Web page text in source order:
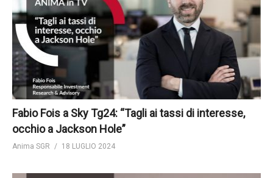
Fabio Fois a Sky Tg24: “Tagli ai tassi di interesse,
occhio a Jackson Hole”
Anima SGR 18 LUGLIO 2024